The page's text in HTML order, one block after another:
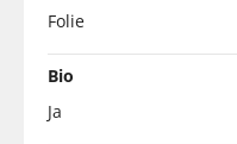
Folie
Bio
Ja